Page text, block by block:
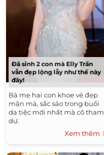
Đã sinh 2 con mà Elly Trần
vẫn đẹp lộng lẫy như thế này
đây!
Bà mẹ hai con khoe vẻ đẹp
mặn mà, sắc sảo trong buổi
dạ tiệc mới nhất mà cô tham
dự.
Xem thêm